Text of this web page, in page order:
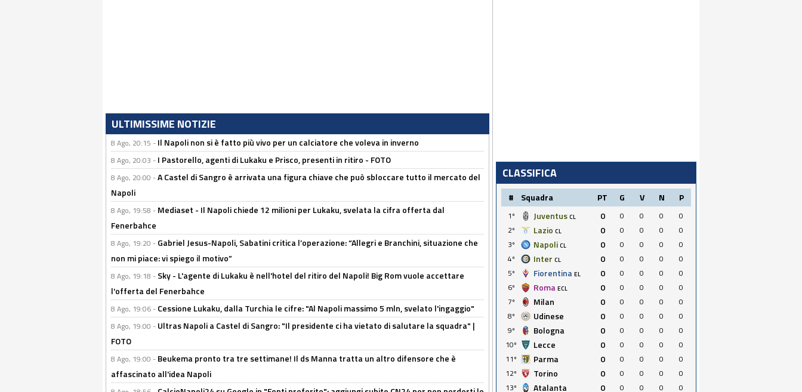
ULTIMISSIME NOTIZIE
8 Ago, 20:15 - Il Napoli non si è fatto più vivo per un calciatore che voleva in inverno
8 Ago, 20:03 - I Pastorello, agenti di Lukaku e Prisco, presenti in ritiro - FOTO
8 Ago, 20:00 -A Castel di Sangro è arrivata una figura chiave che può sbloccare tutto il mercato del
Napoli
8 Ago, 19:58 - Mediaset - Il Napoli chiede 12 milioni per Lukaku, svelata la cifra offerta dal
Fenerbahce
8 Ago, 19:20 - Gabriel Jesus-Napoli, Sabatini critica l’operazione: “Allegri e Branchini, situazione che
non mi piace: vi spiego il motivo”
8 Ago, 19:18 - Sky - L'agente di Lukaku è nell'hotel del ritiro del Napoli! Big Rom vuole accettare
l'offerta del Fenerbahce
8 Ago, 19:06 - Cessione Lukaku, dalla Turchia le cifre: "Al Napoli massimo 5 mln, svelato l'ingaggio"
8 Ago, 19:00 - Ultras Napoli a Castel di Sangro: "Il presidente ci ha vietato di salutare la squadra" |
FOTO
8 Ago, 19:00 - Beukema pronto tra tre settimane! Il ds Manna tratta un altro difensore che è
affascinato all'idea Napoli
CLASSIFICA
# Squadra PT G V N P
1º Juventus CL 0 0 0 0
0
2º
Lazio CL 0 0 0 0
0
3º
Napoli CL 0 0 0 0
0
4º
Inter CL 0 0 0 0
0
5º
Fiorentina EL 0 0 0 0
0
6º
Roma ECL 0 0 0 0
0
7º
Milan 0 0 0 0
0
8º
Udinese 0 0 0 0
0
9º
Bologna 0 0 0 0
0
10º
Lecce 0 0 0 0
0
11º
Parma 0 0 0 0
0
12º
Torino 0 0 0 0
0
13º
Atalanta 0 0 0 0 0